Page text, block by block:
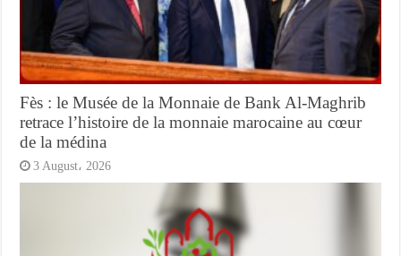
Fès : le Musée de la Monnaie de Bank Al-Maghrib
retrace l’histoire de la monnaie marocaine au cœur
de la médina
3 August، 2026